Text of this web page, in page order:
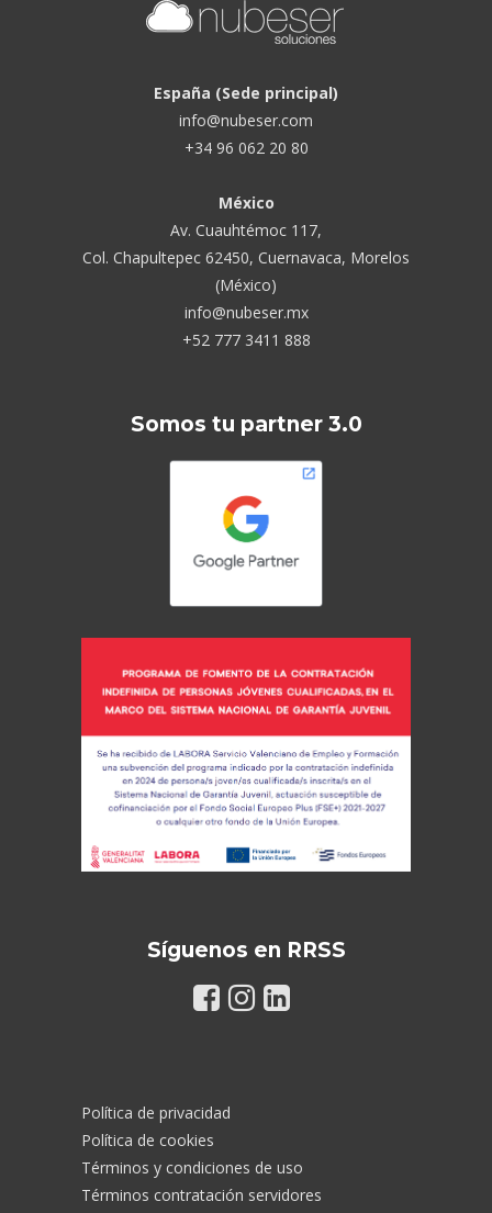
España (Sede principal)
info@nubeser.com
+34 96 062 20 80
México
Av. Cuauhtémoc 117,
Col. Chapultepec 62450, Cuernavaca, Morelos
(México)
info@nubeser.mx
+52 777 3411 888
Somos tu partner 3.0
Síguenos en RRSS
Política de privacidad
Política de cookies
Términos y condiciones de uso
Términos contratación servidores